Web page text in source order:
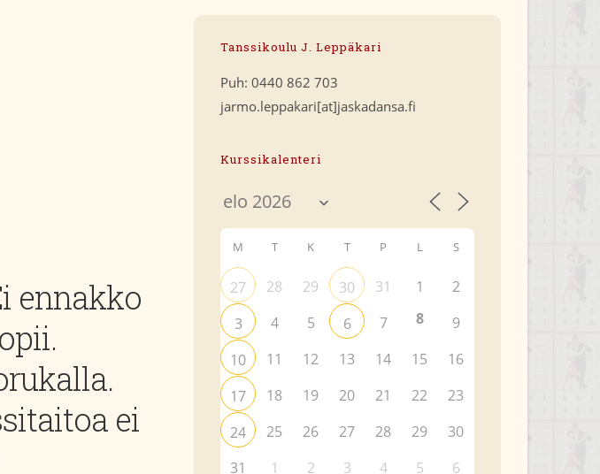
ennakko
ei
Tanssikoulu J. Leppäkari
Puh: 0440 862 703
jarmo.leppakari[at]jaskadansa.fi
Kurssikalenteri
M T K T P L S
27 28 29 30 31 1
2
3
4 5 6 7 8
9
10
11 12 13 14 15
16
17
18 19 20 21 22
23
24
25 26 27 28 29
30
31
1 2 3 4 5 6